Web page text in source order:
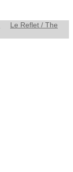
Le Reflet / The